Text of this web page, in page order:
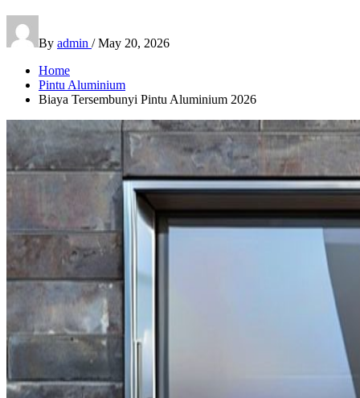
By admin /May 20, 2026
Home
Pintu Aluminium
Biaya Tersembunyi Pintu Aluminium 2026